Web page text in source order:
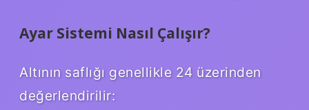
Ayar Sistemi Nasıl Çalışır?
Altının saflığı genellikle 24 üzerinden
değerlendirilir: